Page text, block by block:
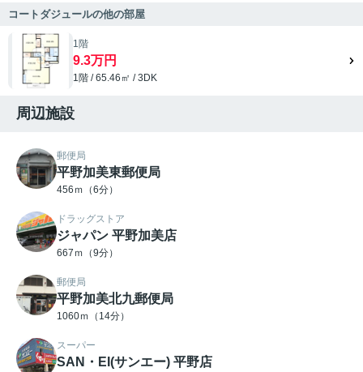
コートダジュールの他の部屋
1階
9.3万円
1階 / 65.46㎡ / 3DK
周辺施設
郵便局
平野加美東郵便局
456ｍ（6分）
ドラッグストア
ジャパン 平野加美店
667ｍ（9分）
郵便局
平野加美北九郵便局
1060ｍ（14分）
スーパー
SAN・EI(サンエー) 平野店